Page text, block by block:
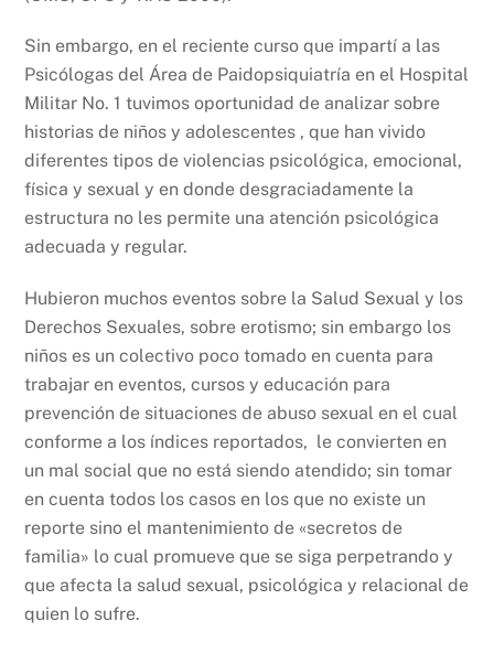
Sin embargo, en el reciente curso que impartí a las
Psicólogas del Área de Paidopsiquiatría en el Hospital
Militar No. 1 tuvimos oportunidad de analizar sobre
historias de niños y adolescentes , que han vivido
diferentes tipos de violencias psicológica, emocional,
física y sexual y en donde desgraciadamente la
estructura no les permite una atención psicológica
adecuada y regular.
Hubieron muchos eventos sobre la Salud Sexual y los
Derechos Sexuales, sobre erotismo; sin embargo los
niños es un colectivo poco tomado en cuenta para
trabajar en eventos, cursos y educación para
prevención de situaciones de abuso sexual en el cual
conforme a los índices reportados, le convierten en
un mal social que no está siendo atendido; sin tomar
en cuenta todos los casos en los que no existe un
reporte sino el mantenimiento de «secretos de
familia» lo cual promueve que se siga perpetrando y
que afecta la salud sexual, psicológica y relacional de
quien lo sufre.